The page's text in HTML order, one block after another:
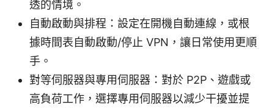
透的情境。
自動啟動與排程：設定在開機自動連線，或根
據時間表自動啟動/停止 VPN，讓日常使用更順
手。
對等伺服器與專用伺服器：對於 P2P、遊戲或
高負荷工作，選擇專用伺服器以減少干擾並提